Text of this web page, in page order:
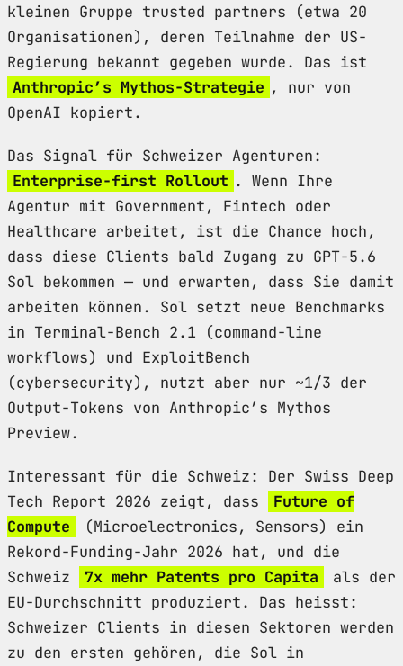
kleinen Gruppe trusted partners (etwa 20
Organisationen), deren Teilnahme der US-
Regierung bekannt gegeben wurde. Das ist
Anthropic’s Mythos-Strategie , nur von
OpenAI kopiert.
Das Signal für Schweizer Agenturen:
Enterprise-first Rollout . Wenn Ihre
Agentur mit Government, Fintech oder
Healthcare arbeitet, ist die Chance hoch,
dass diese Clients bald Zugang zu GPT-5.6
Sol bekommen — und erwarten, dass Sie damit
arbeiten können. Sol setzt neue Benchmarks
in Terminal-Bench 2.1 (command-line
workflows) und ExploitBench
(cybersecurity), nutzt aber nur ~1/3 der
Output-Tokens von Anthropic’s Mythos
Preview.
Interessant für die Schweiz: Der Swiss Deep
Tech Report 2026 zeigt, dass
Future of
Compute
(Microelectronics, Sensors) ein
Rekord-Funding-Jahr 2026 hat, und die
Schweiz
7x mehr Patents pro Capita
als der
EU-Durchschnitt produziert. Das heisst:
Schweizer Clients in diesen Sektoren werden
zu den ersten gehören, die Sol in